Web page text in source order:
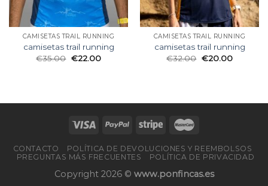
CAMISETAS TRAIL RUNNING
camisetas trail running
€35.00 €22.00
CAMISETAS TRAIL RUNNING
camisetas trail running
€32.00 €20.00
CONTACTO
POLÍTICA DE DEVOLUCIONES Y REEMBOLSOS
PREGUNTAS MÁS FRECUENTES
POLÍTICA DE PRIVACIDAD
Copyright 2026 © www.ponfincas.es